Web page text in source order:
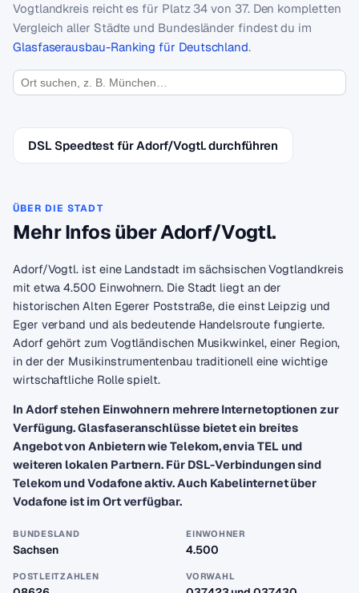
Vogtlandkreis reicht es für Platz 34 von 37. Den kompletten
Vergleich aller Städte und Bundesländer findest du im
Glasfaserausbau-Ranking für Deutschland.
DSL Speedtest für Adorf/Vogtl. durchführen
ÜBER DIE STADT
Mehr Infos über Adorf/Vogtl.
Adorf/Vogtl. ist eine Landstadt im sächsischen Vogtlandkreis
mit etwa 4.500 Einwohnern. Die Stadt liegt an der
historischen Alten Egerer Poststraße, die einst Leipzig und
Eger verband und als bedeutende Handelsroute fungierte.
Adorf gehört zum Vogtländischen Musikwinkel, einer Region,
in der der Musikinstrumentenbau traditionell eine wichtige
wirtschaftliche Rolle spielt.
In Adorf stehen Einwohnern mehrere Internetoptionen zur
Verfügung. Glasfaseranschlüsse bietet ein breites
Angebot von Anbietern wie Telekom, envia TEL und
weiteren lokalen Partnern. Für DSL-Verbindungen sind
Telekom und Vodafone aktiv. Auch Kabelinternet über
Vodafone ist im Ort verfügbar.
BUNDESLAND
Sachsen
EINWOHNER
4.500
POSTLEITZAHLEN VORWAHL